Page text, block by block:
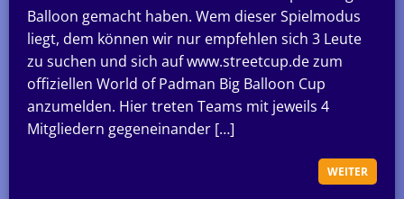
Balloon gemacht haben. Wem dieser Spielmodus
liegt, dem können wir nur empfehlen sich 3 Leute
zu suchen und sich auf www.streetcup.de zum
offiziellen World of Padman Big Balloon Cup
anzumelden. Hier treten Teams mit jeweils 4
Mitgliedern gegeneinander […]
WEITER